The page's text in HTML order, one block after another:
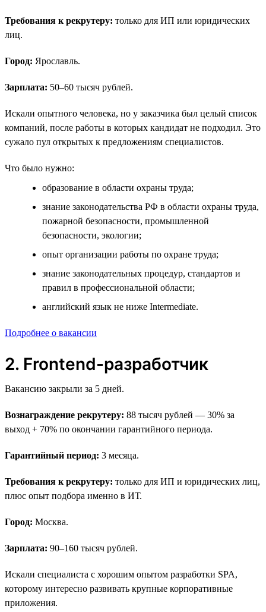
Требования к рекрутеру: только для ИП или юридических
лиц.
Город: Ярославль.
Зарплата: 50–60 тысяч рублей.
Искали опытного человека, но у заказчика был целый список
компаний, после работы в которых кандидат не подходил. Это
сужало пул открытых к предложениям специалистов.
Что было нужно:
образование в области охраны труда;
знание законодательства РФ в области охраны труда,
пожарной безопасности, промышленной
безопасности, экологии;
опыт организации работы по охране труда;
знание законодательных процедур, стандартов и
правил в профессиональной области;
английский язык не ниже Intermediate.
Подробнее о вакансии
2. Frontend-разработчик
Вакансию закрыли за 5 дней.
Вознаграждение рекрутеру: 88 тысяч рублей — 30% за
выход + 70% по окончании гарантийного периода.
Гарантийный период: 3 месяца.
Требования к рекрутеру: только для ИП и юридических лиц,
плюс опыт подбора именно в ИТ.
Город: Москва.
Зарплата: 90–160 тысяч рублей.
Искали специалиста с хорошим опытом разработки SPA,
которому интересно развивать крупные корпоративные
приложения.